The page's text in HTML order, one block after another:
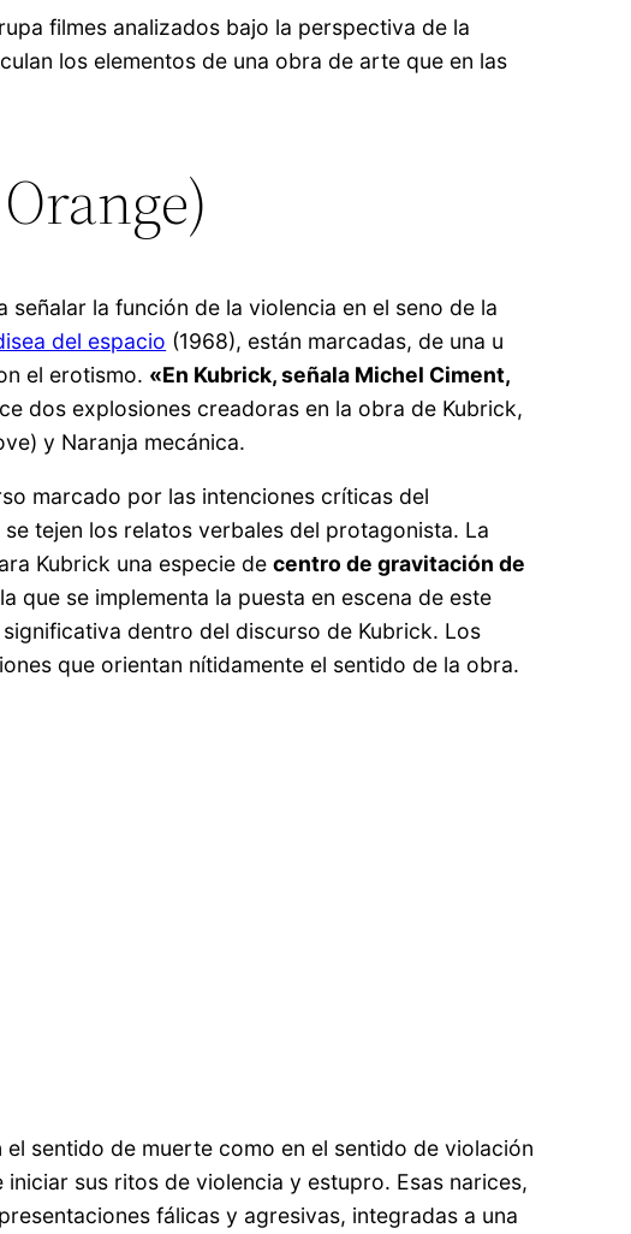
filmes analizados bajo la perspectiva de la
los elementos de una obra de arte que en las
la función de la violencia en el seno de la
del espacio (1968), están marcadas, de una u
el erotismo. «En Kubrick, señala Michel Ciment,
dos explosiones creadoras en la obra de Kubrick,
y Naranja mecánica.
marcado por las intenciones críticas del
tejen los relatos verbales del protagonista. La
Kubrick una especie decentro de gravitación de
que se implementa la puesta en escena de este
dentro del discurso de Kubrick. Los
que orientan nítidamente el sentido de la obra.
sentido de muerte como en el sentido de violación
sus ritos de violencia y estupro. Esas narices,
fálicas y agresivas, integradas a una